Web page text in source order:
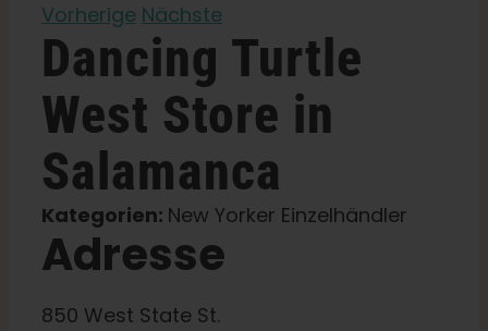
Lernen Sie
Presse
Über
Pheno-Jagd
Erhaltung der karibischen Genetik
Vorherige Nächste
Dancing Turtle
West Store in
Salamanca
Kategorien: New Yorker Einzelhändler
Adresse
850 West State St.